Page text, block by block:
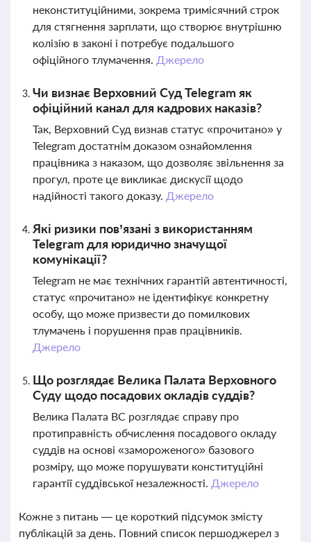
неконституційними, зокрема тримісячний строк
для стягнення зарплати, що створює внутрішню
колізію в законі і потребує подальшого
офіційного тлумачення. Джерело
Чи визнає Верховний Суд Telegram як
офіційний канал для кадрових наказів?
Так, Верховний Суд визнав статус «прочитано» у
Telegram достатнім доказом ознайомлення
працівника з наказом, що дозволяє звільнення за
прогул, проте це викликає дискусії щодо
надійності такого доказу. Джерело
Які ризики пов’язані з використанням
Telegram для юридично значущої
комунікації?
Telegram не має технічних гарантій автентичності,
статус «прочитано» не ідентифікує конкретну
особу, що може призвести до помилкових
тлумачень і порушення прав працівників.
Джерело
Що розглядає Велика Палата Верховного
Суду щодо посадових окладів суддів?
Велика Палата ВС розглядає справу про
протиправність обчислення посадового окладу
суддів на основі «замороженого» базового
розміру, що може порушувати конституційні
гарантії суддівської незалежності. Джерело
Кожне з питань — це короткий підсумок змісту
публікацій за день. Повний список першоджерел з